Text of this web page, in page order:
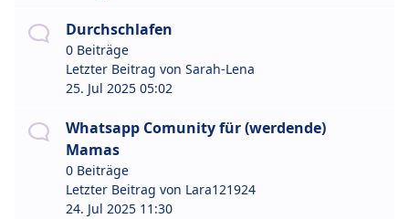
Durchschlafen
0 Beiträge
Letzter Beitrag von Sarah-Lena
25. Jul 2025 05:02
Whatsapp Comunity für (werdende)
Mamas
0 Beiträge
Letzter Beitrag von Lara121924
24. Jul 2025 11:30